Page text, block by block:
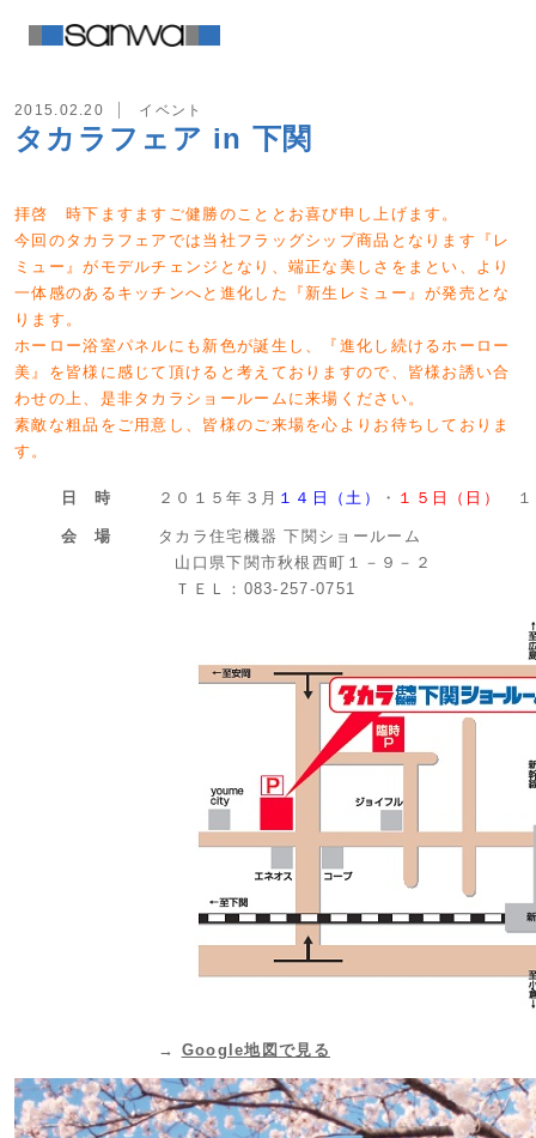
2015.02.20 イベント
タカラフェア in 下関
拝啓 時下ますますご健勝のこととお喜び申し上げます。
今回のタカラフェアでは当社フラッグシップ商品となります『レ
ミュー』がモデルチェンジとなり、端正な美しさをまとい、より
一体感のあるキッチンへと進化した『新生レミュー』が発売とな
ります。
ホーロー浴室パネルにも新色が誕生し、『進化し続けるホーロー
美』を皆様に感じて頂けると考えておりますので、皆様お誘い合
わせの上、是非タカラショールームに来場ください。
素敵な粗品をご用意し、皆様のご来場を心よりお待ちしておりま
す。
日 時 ２０１５年３月 １４日（土） ・ １５日（日） １
会 場
タカラ住宅機器 下関ショールーム
山口県下関市秋根西町１－９－２
ＴＥＬ：083-257-0751
→ Google地図で見る